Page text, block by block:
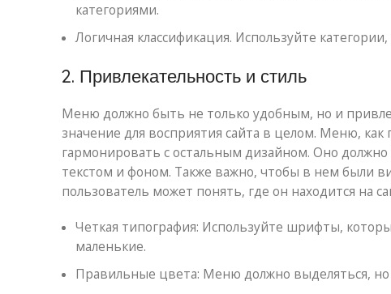
категориями.
Логичная классификация. Используйте
2. Привлекательность и стиль
Меню должно быть не только удобным, но и
значение для восприятия сайта в целом. Меню,
гармонировать с остальным дизайном. Оно
текстом и фоном. Также важно, чтобы в нем были
пользователь может понять, где он находится на
Четкая типография: Используйте шрифты,
маленькие.
Правильные цвета: Меню должно выделяться,